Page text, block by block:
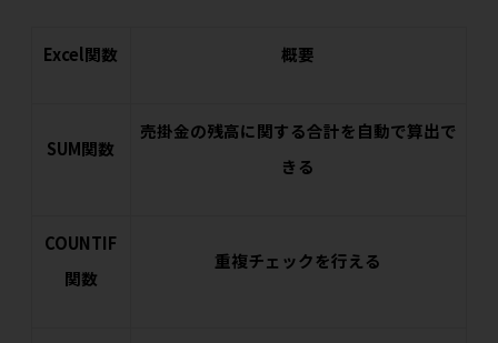
Excel関数 概要
SUM関数
売掛金の残高に関する合計を自動で算出で
きる
COUNTIF
関数
重複チェックを行える